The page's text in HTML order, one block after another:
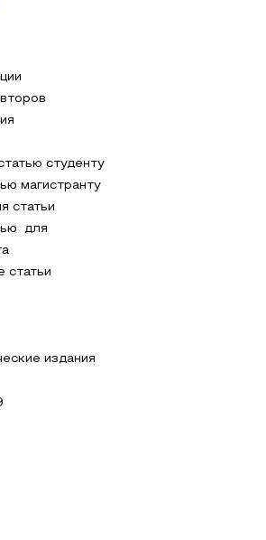
студенту
магистранту
статьи
для
статьи
издания